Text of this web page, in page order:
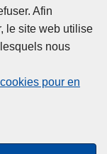
Afin
le site web utilise
nous
pour en